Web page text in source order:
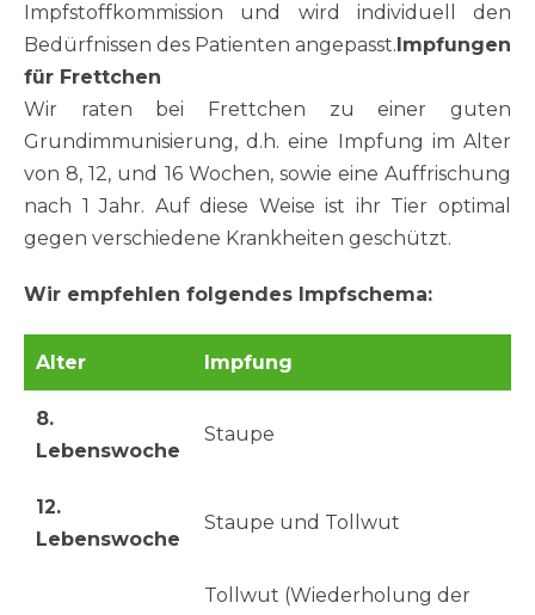
Impfstoffkommission und wird individuell den
Bedürfnissen des Patienten angepasst.Impfungen
für Frettchen
Wir raten bei Frettchen zu einer guten
Grundimmunisierung, d.h. eine Impfung im Alter
von 8, 12, und 16 Wochen, sowie eine Auffrischung
nach 1 Jahr. Auf diese Weise ist ihr Tier optimal
gegen verschiedene Krankheiten geschützt.
Wir empfehlen folgendes Impfschema:
Alter Impfung
8.
Lebenswoche
Staupe
12.
Lebenswoche
Staupe und Tollwut
Tollwut (Wiederholung der